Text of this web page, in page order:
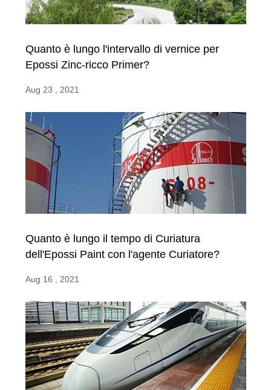
Quanto è lungo l'intervallo di vernice per
Epossi Zinc-ricco Primer?
Aug 23 , 2021
Quanto è lungo il tempo di Curiatura
dell'Epossi Paint con l'agente Curiatore?
Aug 16 , 2021